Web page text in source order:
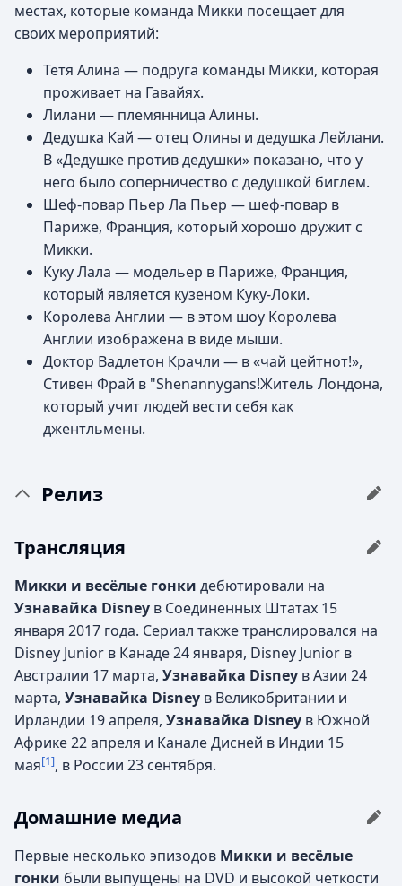
местах, которые команда Микки посещает для
своих мероприятий:
Тетя Алина — подруга команды Микки, которая
проживает на Гавайях.
Лилани — племянница Алины.
Дедушка Кай — отец Олины и дедушка Лейлани.
В «Дедушке против дедушки» показано, что у
него было соперничество с дедушкой биглем.
Шеф-повар Пьер Ла Пьер — шеф-повар в
Париже, Франция, который хорошо дружит с
Микки.
Куку Лала — модельер в Париже, Франция,
который является кузеном Куку-Локи.
Королева Англии — в этом шоу Королева
Англии изображена в виде мыши.
Доктор Вадлетон Крачли — в «чай цейтнот!»,
Стивен Фрай в "Shenannygans!Житель Лондона,
который учит людей вести себя как
джентльмены.
Релиз
Трансляция
Микки и весёлые гонки дебютировали на
Узнавайка Disney в Соединенных Штатах 15
января 2017 года. Сериал также транслировался на
Disney Junior в Канаде 24 января, Disney Junior в
Австралии 17 марта, Узнавайка Disney в Азии 24
марта, Узнавайка Disney в Великобритании и
Ирландии 19 апреля, Узнавайка Disney в Южной
Африке 22 апреля и Канале Дисней в Индии 15
мая[1], в России 23 сентября.
Домашние медиа
Первые несколько эпизодов Микки и весёлые
гонки были выпущены на DVD и высокой четкости